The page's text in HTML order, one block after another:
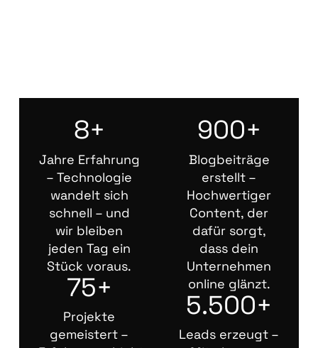
8+
Jahre Erfahrung
– Technologie
wandelt sich
schnell – und
wir bleiben
jeden Tag ein
Stück voraus.
75+
Projekte
gemeistert –
900+
Blogbeiträge
erstellt –
Hochwertiger
Content, der
dafür sorgt,
dass dein
Unternehmen
online glänzt.
5.500+
Leads erzeugt –